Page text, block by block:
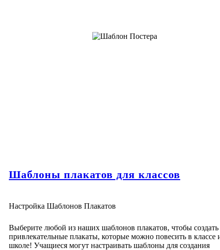
Шаблоны плакатов для классов
Настройка Шаблонов Плакатов
Выберите любой из наших шаблонов плакатов, чтобы создать
привлекательные плакаты, которые можно повесить в классе
школе! Учащиеся могут настраивать шаблоны для создания